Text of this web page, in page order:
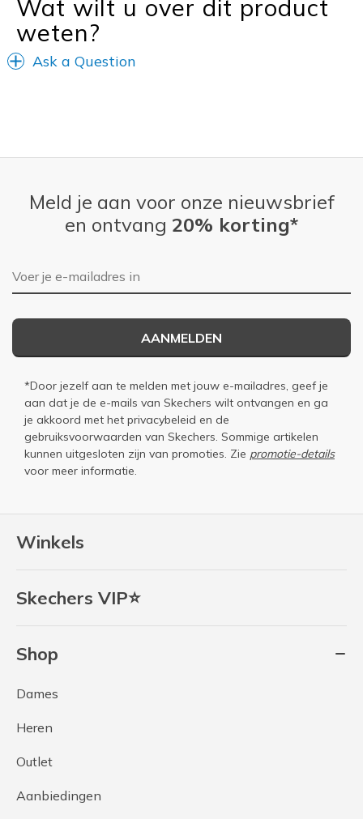
Wat wilt u over dit product
weten?
Ask a Question
Winkels
Skechers VIP⭐
Shop
Dames
Heren
Outlet
Aanbiedingen
Meld je aan voor onze nieuwsbrief
en ontvang 20% korting*
E-mailadres
AANMELDEN
*Door jezelf aan te melden met jouw e-mailadres, geef je
aan dat je de e-mails van Skechers wilt ontvangen en ga
je akkoord met het privacybeleid en de
gebruiksvoorwaarden van Skechers. Sommige artikelen
kunnen uitgesloten zijn van promoties. Zie promotie-details
voor meer informatie.